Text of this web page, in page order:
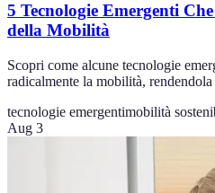
5 Tecnologie Emergenti
della Mobilità
Scopri come alcune tecnologie
radicalmente la mobilità,
tecnologie emergentimobilità
Aug 3